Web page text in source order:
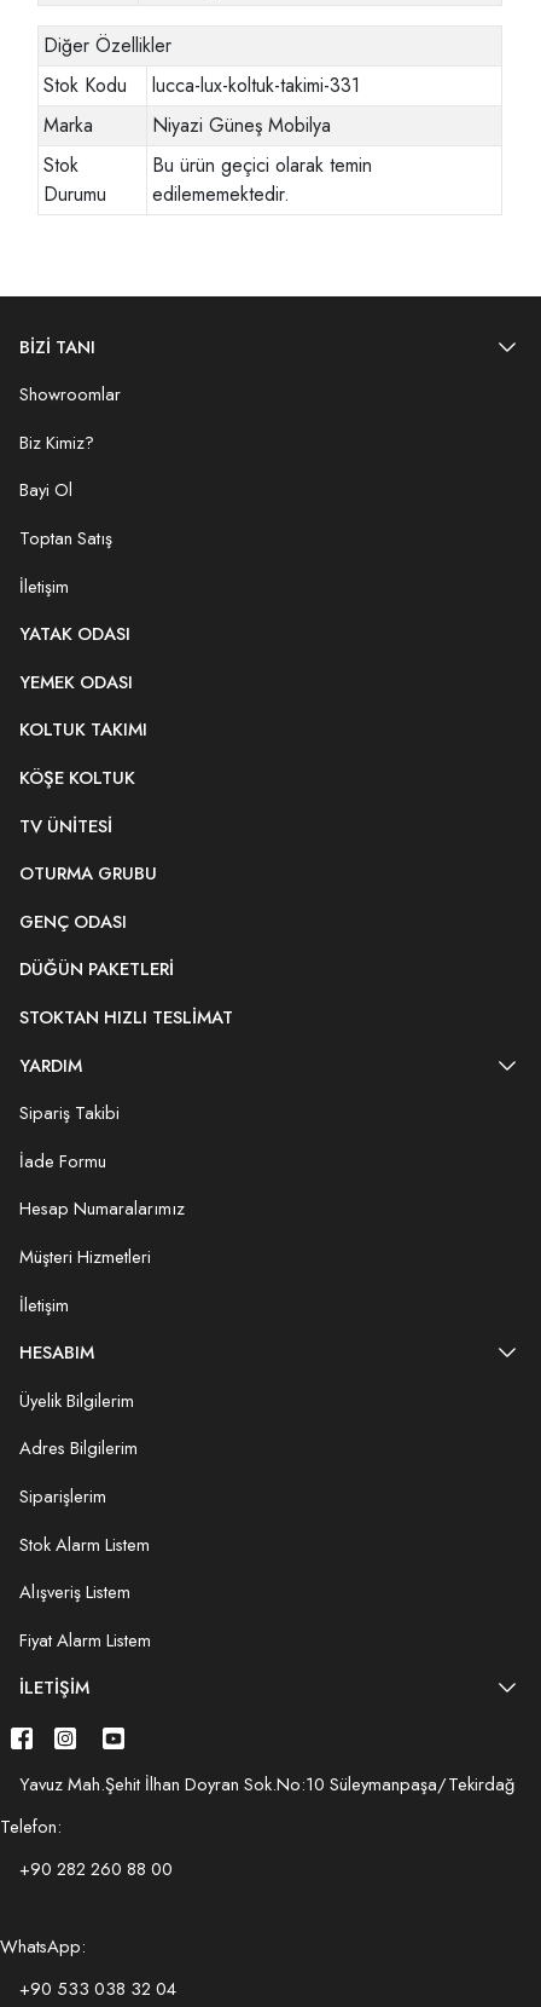
Diğer Özellikler
Stok Kodu
lucca-lux-koltuk-takimi-331
Marka
Niyazi Güneş Mobilya
Stok
Durumu
Bu ürün geçici olarak temin
edilememektedir.
BİZİ TANI
Showroomlar
Biz Kimiz?
Bayi Ol
Toptan Satış
İletişim
YATAK ODASI
YEMEK ODASI
KOLTUK TAKIMI
KÖŞE KOLTUK
TV ÜNITESI
OTURMA GRUBU
GENÇ ODASI
DÜĞÜN PAKETLERI
STOKTAN HIZLI TESLIMAT
YARDIM
Sipariş Takibi
İade Formu
Hesap Numaralarımız
Müşteri Hizmetleri
İletişim
HESABIM
Üyelik Bilgilerim
Adres Bilgilerim
Siparişlerim
Stok Alarm Listem
Alışveriş Listem
Fiyat Alarm Listem
İLETIŞIM
Yavuz Mah.Şehit İlhan Doyran Sok.No:10 Süleymanpaşa/Tekirdağ
Telefon:
+90 282 260 88 00
WhatsApp:
+90 533 038 32 04